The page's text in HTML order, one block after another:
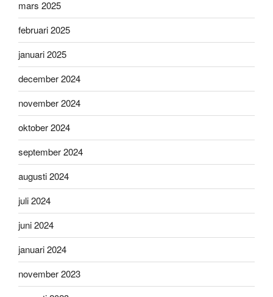
mars 2025
februari 2025
januari 2025
december 2024
november 2024
oktober 2024
september 2024
augusti 2024
juli 2024
juni 2024
januari 2024
november 2023